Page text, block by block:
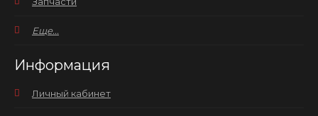
Еще...
Информация
Личный кабинет